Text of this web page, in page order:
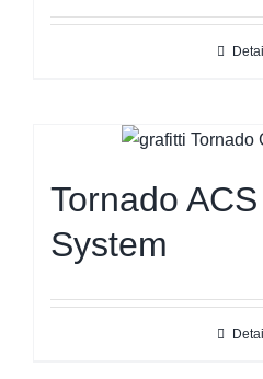
Tornado
System